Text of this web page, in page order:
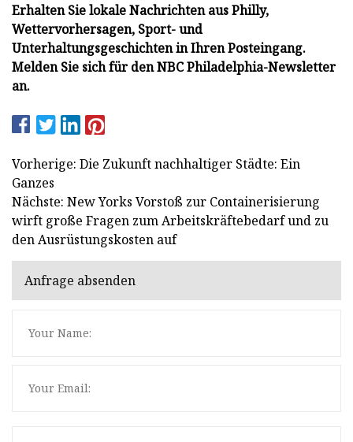
Erhalten Sie lokale Nachrichten aus Philly,
Wettervorhersagen, Sport- und
Unterhaltungsgeschichten in Ihren Posteingang.
Melden Sie sich für den NBC Philadelphia-Newsletter
an.
Vorherige: Die Zukunft nachhaltiger Städte: Ein
Ganzes
Nächste: New Yorks Vorstoß zur Containerisierung
wirft große Fragen zum Arbeitskräftebedarf und zu
den Ausrüstungskosten auf
Anfrage absenden